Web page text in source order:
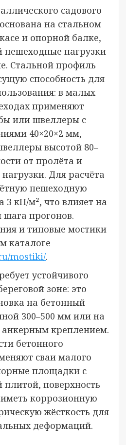
садового
на стальном
и опорной балке,
нагрузки
Стальной профиль
способность для
в малых
применяют
или швеллеры с
40×20×2 мм,
высотой 80–
от пролёта и
Для расчёта
пешеходную
3 кН/м², что влияет на
прогонов.
и типовые мостики
каталоге
mostiki/.
устойчивого
зоне: это
на бетонный
300–500 мм или на
креплением.
бетонного
сваи малого
площадки с
поверхность
коррозионную
жёсткость для
деформаций.